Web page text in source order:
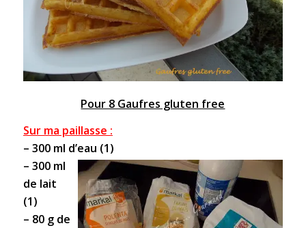
Pour 8 Gaufres gluten free
Sur ma paillasse :
– 300 ml d’eau (1)
– 300 ml
de lait
(1)
– 80 g de